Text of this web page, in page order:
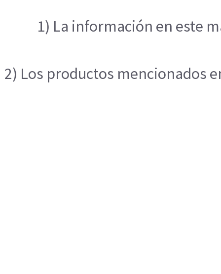
1) La información en este
2) Los productos mencionados